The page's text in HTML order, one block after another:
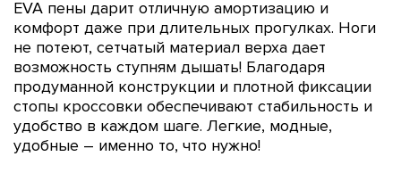
EVA пены дарит отличную амортизацию и
комфорт даже при длительных прогулках. Ноги
не потеют, сетчатый материал верха дает
возможность ступням дышать! Благодаря
продуманной конструкции и плотной фиксации
стопы кроссовки обеспечивают стабильность и
удобство в каждом шаге. Легкие, модные,
удобные – именно то, что нужно!